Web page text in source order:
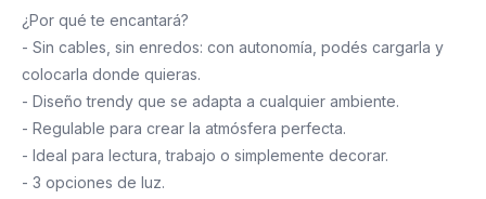
¿Por qué te encantará?
- Sin cables, sin enredos: con autonomía, podés cargarla y
colocarla donde quieras.
- Diseño trendy que se adapta a cualquier ambiente.
- Regulable para crear la atmósfera perfecta.
- Ideal para lectura, trabajo o simplemente decorar.
- 3 opciones de luz.